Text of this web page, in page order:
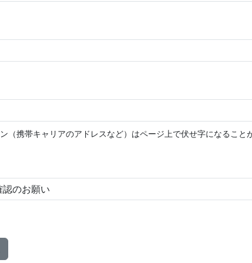
（携帯キャリアのアドレスなど）はページ上で伏せ字になること